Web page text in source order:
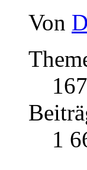
Von
167
1